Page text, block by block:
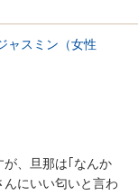
ャスミン（女性
、旦那は｢なんか
にいい匂いと言わ